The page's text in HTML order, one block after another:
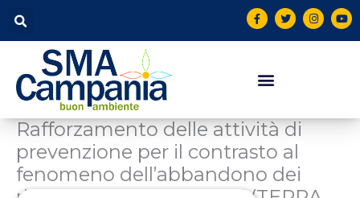
contenuto
F
a
c
e
o
k
T
w
i
t
I
n
s
t
Y
o
u
t
Rafforzamento delle attività di
prevenzione per il contrasto al
fenomeno dell’abbandono dei